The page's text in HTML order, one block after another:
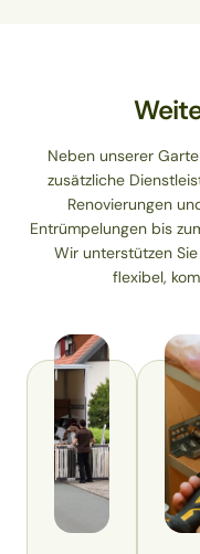
Neben unserer
zusätzliche
Renovierungen
Entrümpelungen bis
Wir unterstützen
flexibel,